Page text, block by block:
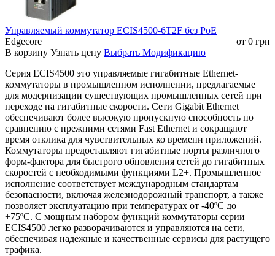
Параметры
питания
переменного тока; резервированное
питание
Входной ток: максимум 1 ампер
Общее потребление: не более 36 ватт
Разъем: съемная 4-контактная
колодка; разъем переменного тока
Защита от переполюсовки:
поддерживается
Защита от перенапряжения:
поддерживается
Защита от перегрузки по току:
поддерживается
Коммутационные
характеристики
Коммутационная способность: 68
секунду
Скорость пересылки пакетов: 101.1
миллиона пакетов в секунду
Таблица MAC-адресов: 16K
VLAN: 4K
Буфер: 12 мегабит
Задержка пересылки: менее 5
Управляемый коммутатор ECIS4500-6T2F без РоЕ
Edgecore
от 0 грн
В корзину Узнать цену Выбрать Модификацию
Серия ECIS4500 это управляемые гигабитные Ethernet-
коммутаторы в промышленном исполнении, предлагаемые
для модернизации существующих промышленных сетей при
переходе на гигабитные скорости. Сети Gigabit Ethernet
обеспечивают более высокую пропускную способность по
сравнению с прежними сетями Fast Ethernet и сокращают
время отклика для чувствительных ко времени приложений.
Коммутаторы предоставляют гигабитные порты различного
форм-фактора для быстрого обновления сетей до гигабитных
скоростей с необходимыми функциями L2+. Промышленное
исполнение соответствует международным стандартам
безопасности, включая железнодорожный транспорт, а также
позволяет эксплуатацию при температурах от -40ºC до
+75ºC. С мощным набором функций коммутаторы серии
ECIS4500 легко разворачиваются и управляются на сети,
обеспечивая надежные и качественные сервисы для растущего
трафика.